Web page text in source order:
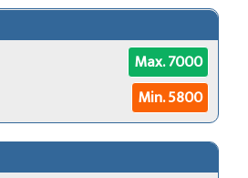
Max. 7000
Min. 5800